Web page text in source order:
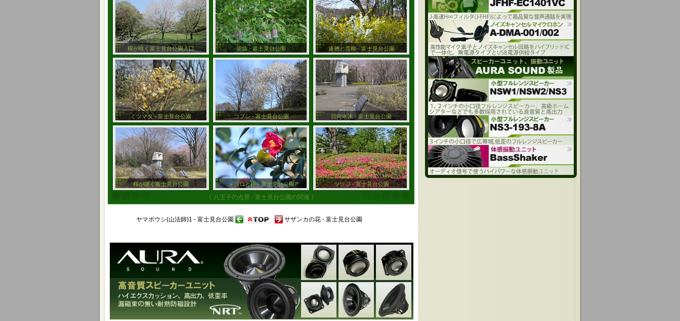
桜が咲く富士見台公園入口 蛍袋 - 富士見台公園 連翹と雪柳 - 富士見台公園
ミツマタ - 富士見台公園 コブシ - 富士見台公園 日向水木 - 富士見台公園
桜が咲く富士見台公園 メジロと椿 - 富士見台公園 ツツジ - 富士見台公園
《 八王子の点景 - 富士見台公園の関連 》
ヤマボウシ(山法師)1 - 富士見台公園 サザンカの花 - 富士見台公園